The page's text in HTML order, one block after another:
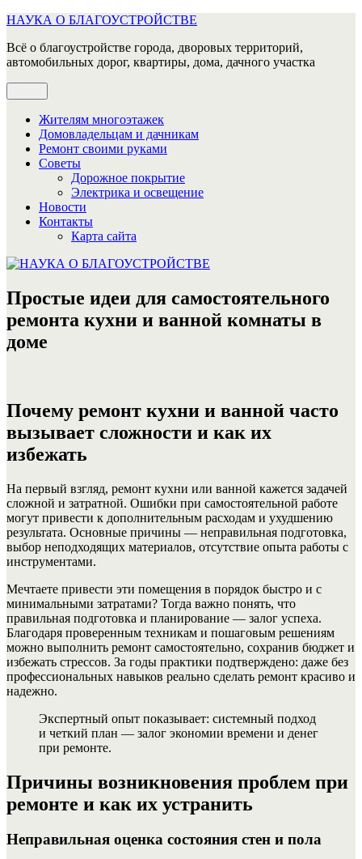
Перейти
содержимому
НАУКА О БЛАГОУСТРОЙСТВЕ
Всё о благоустройстве города, дворовых территорий,
автомобильных дорог, квартиры, дома, дачного участка
Жителям многоэтажек
Домовладельцам и дачникам
Ремонт своими руками
Советы
Дорожное покрытие
Электрика и освещение
Новости
Контакты
Карта сайта
Простые идеи для самостоятельного
ремонта кухни и ванной комнаты в
доме
Почему ремонт кухни и ванной часто
вызывает сложности и как их
избежать
На первый взгляд, ремонт кухни или ванной кажется задачей
сложной и затратной. Ошибки при самостоятельной работе
могут привести к дополнительным расходам и ухудшению
результата. Основные причины — неправильная подготовка,
выбор неподходящих материалов, отсутствие опыта работы с
инструментами.
Мечтаете привести эти помещения в порядок быстро и с
минимальными затратами? Тогда важно понять, что
правильная подготовка и планирование — залог успеха.
Благодаря проверенным техникам и пошаговым решениям
можно выполнить ремонт самостоятельно, сохранив бюджет и
избежать стрессов. За годы практики подтверждено: даже без
профессиональных навыков реально сделать ремонт красиво и
надежно.
Экспертный опыт показывает: системный подход
и четкий план — залог экономии времени и денег
при ремонте.
Причины возникновения проблем при
ремонте и как их устранить
Неправильная оценка состояния стен и пола